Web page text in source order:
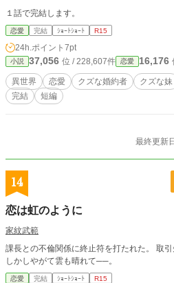
１話で完結します。
恋愛 完結 ｼｮｰﾄｼｮｰﾄ R15
24h.ポイント 7pt
小説 37,056 位 / 228,607件 恋愛 16,176
異世界 恋愛 クズな婚約者 クズな妹
完結
短編
最終更新
14
恋は虹のように
家紋武範
課長との不倫関係に終止符を打たれた。 取
しかしやがて雲も晴れて──。
恋愛 完結 ｼｮｰﾄｼｮｰﾄ R15